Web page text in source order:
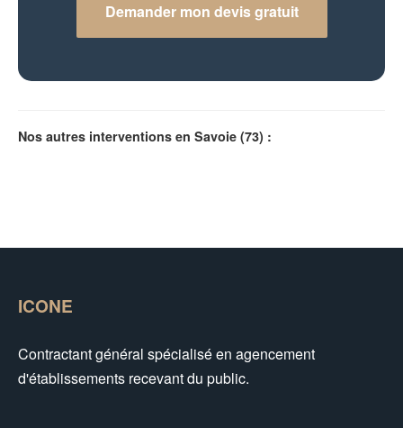
Demander mon devis gratuit
Nos autres interventions en Savoie (73) :
ICONE
Contractant général spécialisé en agencement
d'établissements recevant du public.